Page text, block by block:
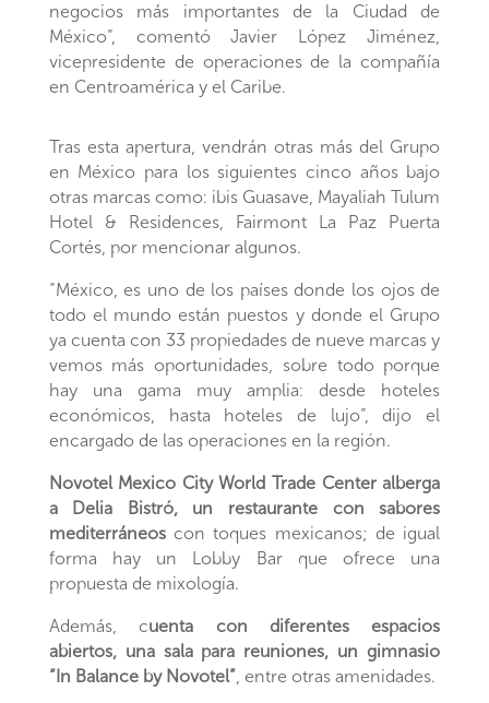
negocios más importantes de la Ciudad de
México”, comentó Javier López Jiménez,
vicepresidente de operaciones de la compañía
en Centroamérica y el Caribe.
Tras esta apertura, vendrán otras más del Grupo
en México para los siguientes cinco años bajo
otras marcas como: ibis Guasave, Mayaliah Tulum
Hotel & Residences, Fairmont La Paz Puerta
Cortés, por mencionar algunos.
“México, es uno de los países donde los ojos de
todo el mundo están puestos y donde el Grupo
ya cuenta con 33 propiedades de nueve marcas y
vemos más oportunidades, sobre todo porque
hay una gama muy amplia: desde hoteles
económicos, hasta hoteles de lujo”, dijo el
encargado de las operaciones en la región.
Novotel Mexico City World Trade Center alberga
a Delia Bistró, un restaurante con sabores
mediterráneoscon toques mexicanos; de igual
forma hay un Lobby Bar que ofrece una
propuesta de mixología.
Además, cuenta con diferentes espacios
abiertos, una sala para reuniones, un gimnasio
“In Balance by Novotel”, entre otras amenidades.